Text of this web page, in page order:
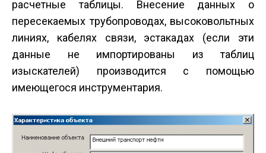
расчетные таблицы. Внесение данных о
пересекаемых трубопроводах, высоковольтных
линиях, кабелях связи, эстакадах (если эти
данные не импортированы из таблиц
изыскателей) производится с помощью
имеющегося инструментария.